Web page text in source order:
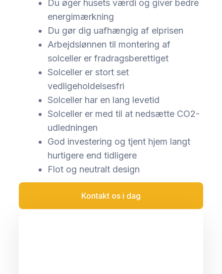
Du øger husets værdi og giver bedre
energimærkning
Du gør dig uafhængig af elprisen
Arbejdslønnen til montering af
solceller er fradragsberettiget
Solceller er stort set
vedligeholdelsesfri
Solceller har en lang levetid
Solceller er med til at nedsætte CO2-
udledningen
God investering og tjent hjem langt
hurtigere end tidligere
Flot og neutralt design
Kontakt os i dag